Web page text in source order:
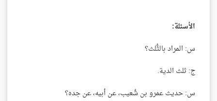
الأسئلة:
س: المراد بالثُّلث؟
ج: ثلث الدية.
س: حديث عمرو بن شُعيب، عن أبيه، عن جده؟